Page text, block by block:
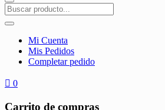
Mi Cuenta
Mis Pedidos
Completar pedido
0
Carrito de compras